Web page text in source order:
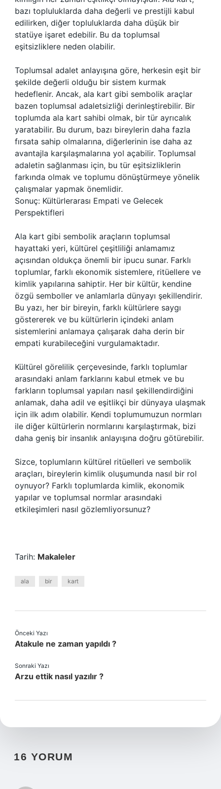
bazı topluluklarda daha değerli ve prestijli kabul
edilirken, diğer topluluklarda daha düşük bir
statüye işaret edebilir. Bu da toplumsal
eşitsizliklere neden olabilir.
Toplumsal adalet anlayışına göre, herkesin eşit bir
şekilde değerli olduğu bir sistem kurmak
hedeflenir. Ancak, ala kart gibi sembolik araçlar
bazen toplumsal adaletsizliği derinleştirebilir. Bir
toplumda ala kart sahibi olmak, bir tür ayrıcalık
yaratabilir. Bu durum, bazı bireylerin daha fazla
fırsata sahip olmalarına, diğerlerinin ise daha az
avantajla karşılaşmalarına yol açabilir. Toplumsal
adaletin sağlanması için, bu tür eşitsizliklerin
farkında olmak ve toplumu dönüştürmeye yönelik
çalışmalar yapmak önemlidir.
Sonuç: Kültürlerarası Empati ve Gelecek
Perspektifleri
Ala kart gibi sembolik araçların toplumsal
hayattaki yeri, kültürel çeşitliliği anlamamız
açısından oldukça önemli bir ipucu sunar. Farklı
toplumlar, farklı ekonomik sistemlere, ritüellere ve
kimlik yapılarına sahiptir. Her bir kültür, kendine
özgü semboller ve anlamlarla dünyayı şekillendirir.
Bu yazı, her bir bireyin, farklı kültürlere saygı
göstererek ve bu kültürlerin içindeki anlam
sistemlerini anlamaya çalışarak daha derin bir
empati kurabileceğini vurgulamaktadır.
Kültürel görelilik çerçevesinde, farklı toplumlar
arasındaki anlam farklarını kabul etmek ve bu
farkların toplumsal yapıları nasıl şekillendirdiğini
anlamak, daha adil ve eşitlikçi bir dünyaya ulaşmak
için ilk adım olabilir. Kendi toplumumuzun normları
ile diğer kültürlerin normlarını karşılaştırmak, bizi
daha geniş bir insanlık anlayışına doğru götürebilir.
Sizce, toplumların kültürel ritüelleri ve sembolik
araçları, bireylerin kimlik oluşumunda nasıl bir rol
oynuyor? Farklı toplumlarda kimlik, ekonomik
yapılar ve toplumsal normlar arasındaki
etkileşimleri nasıl gözlemliyorsunuz?
Tarih: Makaleler
ala bir kart
Önceki Yazı
Atakule ne zaman yapıldı ?
Sonraki Yazı
Arzu ettik nasıl yazılır ?
16 YORUM